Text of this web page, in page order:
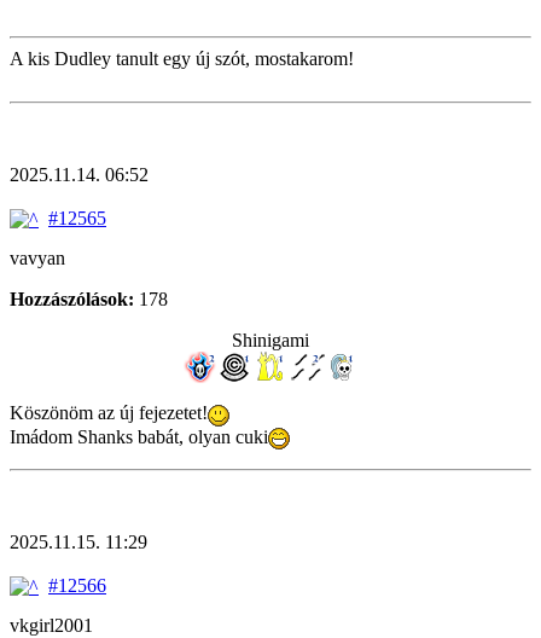
A kis Dudley tanult egy új szót, mostakarom!
2025.11.14. 06:52
#12565
vavyan
Hozzászólások: 178
Shinigami
Köszönöm az új fejezetet!
Imádom Shanks babát, olyan cuki
2025.11.15. 11:29
#12566
vkgirl2001